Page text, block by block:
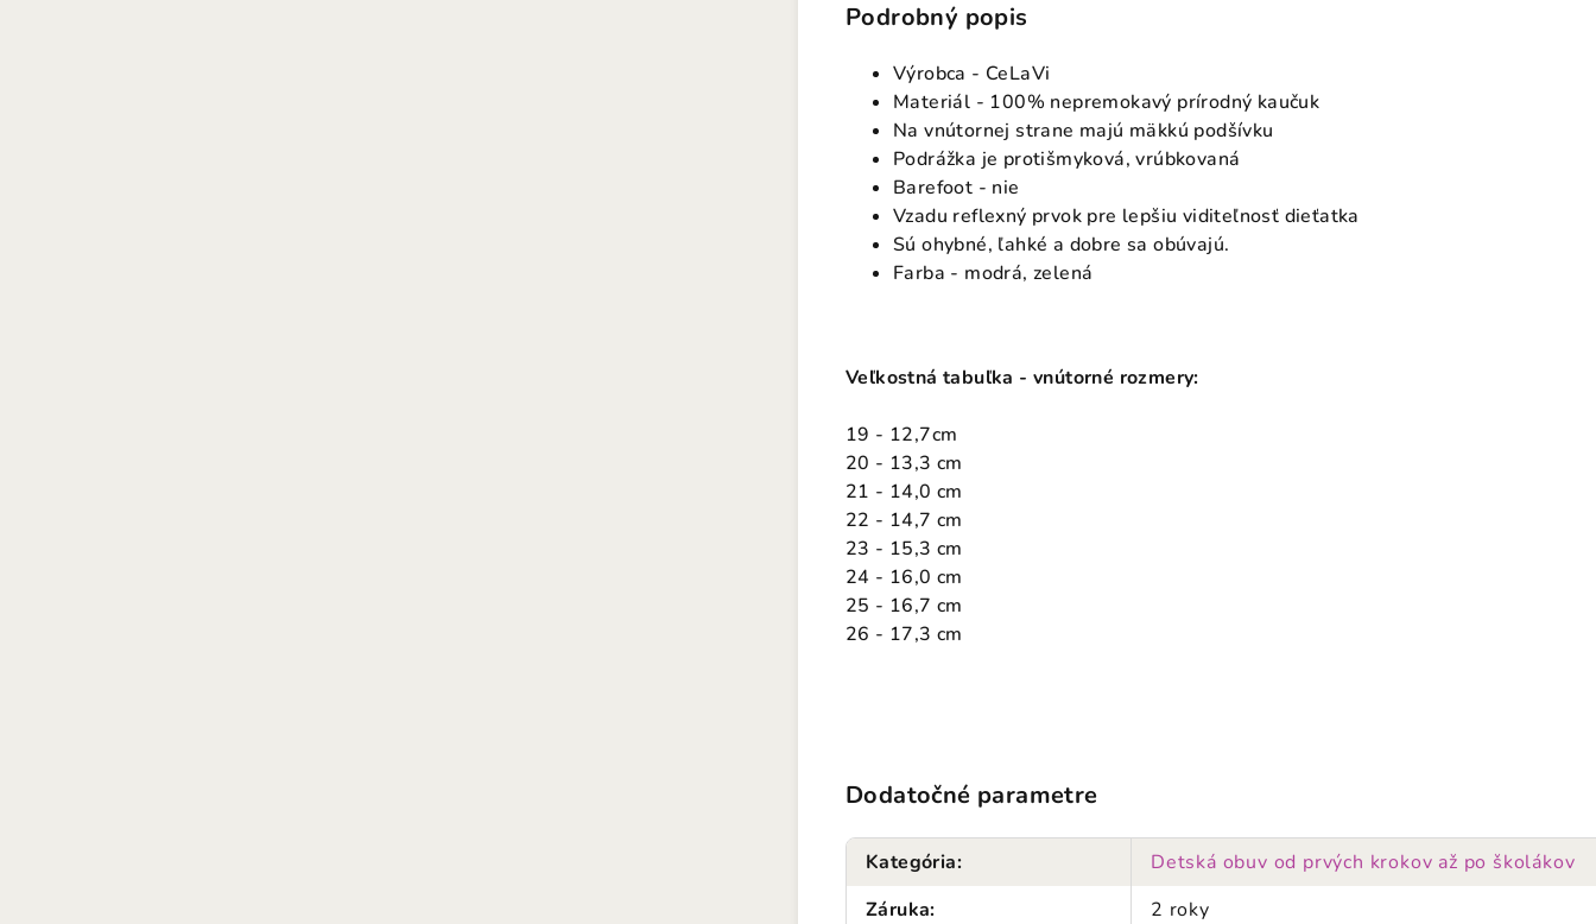
Podrobný popis
Výrobca - CeLaVi
Materiál - 100% nepremokavý prírodný kaučuk
Na vnútornej strane majú mäkkú podšívku
Podrážka je protišmyková, vrúbkovaná
Barefoot - nie
Vzadu reflexný prvok pre lepšiu viditeľnosť dieťatka
Sú ohybné, ľahké a dobre sa obúvajú.
Farba - modrá, zelená
Veľkostná tabuľka - vnútorné rozmery:
19 - 12,7cm
20 - 13,3 cm
21 - 14,0 cm
22 - 14,7 cm
23 - 15,3 cm
24 - 16,0 cm
25 - 16,7 cm
26 - 17,3 cm
Dodatočné parametre
Kategória:
Detská obuv od prvých krokov až po školákov
Záruka:
2 roky